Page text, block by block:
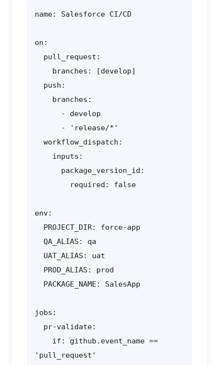
name: Salesforce CI/CD
on:
env:
jobs:
'pull_request'